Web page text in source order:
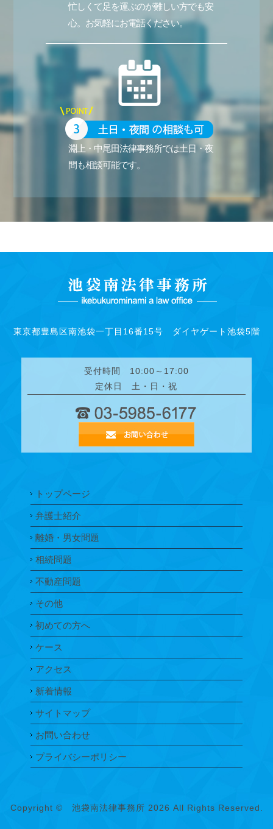
忙しくて足を運ぶのが難しい方でも安
心。お気軽にお電話ください。
淵上・中尾田法律事務所では土日・夜
間も相談可能です。
東京都豊島区南池袋一丁目16番15号 ダイヤゲート池袋5階
受付時間 10:00～17:00
定休日 土・日・祝
トップページ
弁護士紹介
離婚・男女問題
相続問題
不動産問題
その他
初めての方へ
ケース
アクセス
新着情報
サイトマップ
お問い合わせ
プライバシーポリシー
Copyright © 池袋南法律事務所 2026 All Rights Reserved.